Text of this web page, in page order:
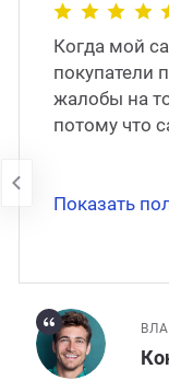
Когда мой
покупатели
жалобы на
потому что
Показать